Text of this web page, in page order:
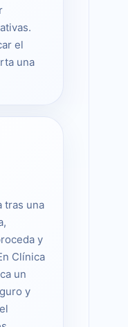
el
una
tras una
y
Clínica
un
y